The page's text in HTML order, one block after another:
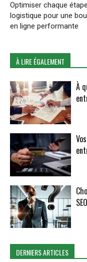
Optimiser chaque étape
logistique pour une
en ligne performante
À LIRE ÉGALEMENT
À
DERNIERS ARTICLES